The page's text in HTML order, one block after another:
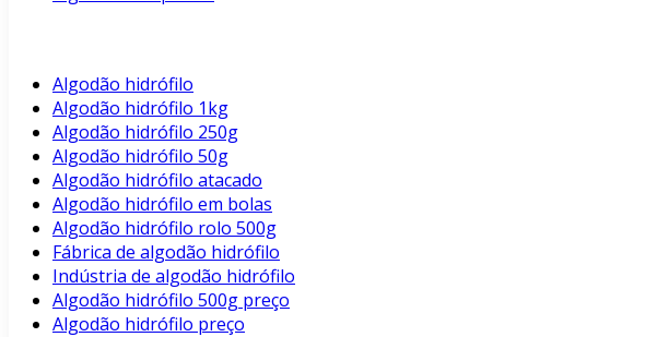
Algodão hidrófilo
Algodão hidrófilo 1kg
Algodão hidrófilo 250g
Algodão hidrófilo 50g
Algodão hidrófilo atacado
Algodão hidrófilo em bolas
Algodão hidrófilo rolo 500g
Fábrica de algodão hidrófilo
Indústria de algodão hidrófilo
Algodão hidrófilo 500g preço
Algodão hidrófilo preço